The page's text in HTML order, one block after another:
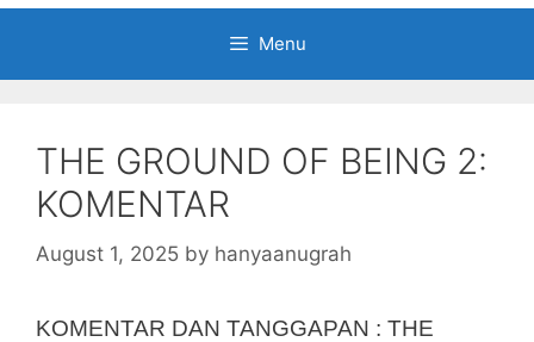
Menu
THE GROUND OF BEING 2:
KOMENTAR
August 1, 2025 by hanyaanugrah
KOMENTAR DAN TANGGAPAN : THE